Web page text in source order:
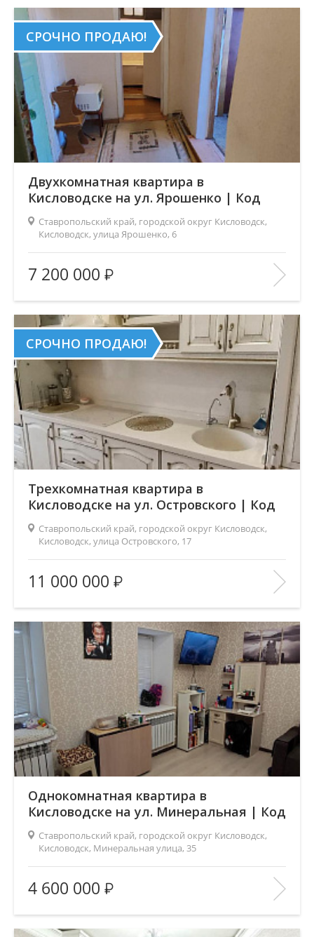
СРОЧНО ПРОДАЮ!
Двухкомнатная квартира в
Кисловодске на ул. Ярошенко | Код
5076Ставропольский край, городской округ Кисловодск,
Кисловодск, улица Ярошенко, 6
Площадь(общ. /жил. /кухня), м2:
50/28/6
Число комнат:
2
Этаж:
1/1
В ИЗБРАННОЕ
7 200 000
СРОЧНО ПРОДАЮ!
Трехкомнатная квартира в
Кисловодске на ул. Островского | Код
5040Ставропольский край, городской округ Кисловодск,
Кисловодск, улица Островского, 17
Площадь(общ. /жил. /кухня), м2:
75/45/12
Число комнат:
3
Этаж:
6/12
В ИЗБРАННОЕ
11 000 000
Однокомнатная квартира в
Кисловодске на ул. Минеральная | Код
5262Ставропольский край, городской округ Кисловодск,
Кисловодск, Минеральная улица, 35
Площадь(общ. /жил. /кухня), м2:
20/14/4
Число комнат:
1
Этаж:
1/1
4 600 000